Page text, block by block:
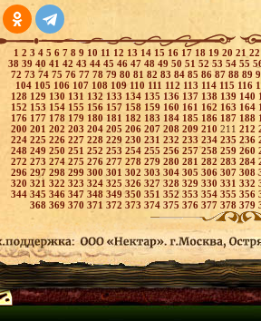
1 2 3 4 5 6 7 8 9 10 11 12 13 14 15 16 17 18 19 20 21
38 39 40 41 42 43 44 45 46 47 48 49 50 51 52 53 54 55
72 73 74 75 76 77 78 79 80 81 82 83 84 85 86 87 88 89
104 105 106 107 108 109 110 111 112 113 114 115 116
128 129 130 131 132 133 134 135 136 137 138 139 140
152 153 154 155 156 157 158 159 160 161 162 163 164
176 177 178 179 180 181 182 183 184 185 186 187 188
200 201 202 203 204 205 206 207 208 209 210 211 212
224 225 226 227 228 229 230 231 232 233 234 235 236
248 249 250 251 252 253 254 255 256 257258 259 260
272 273 274 275 276 277 278 279 280 281 282 283 284
296 297 298 299 300 301 302 303 304 305 306 307 308
320 321 322 323 324 325 326 327 328 329 330 331 332
344 345 346 347 348 349350 351 352 353 354 355 356
368 369 370 371 372 373 374 375 376 377 378 379